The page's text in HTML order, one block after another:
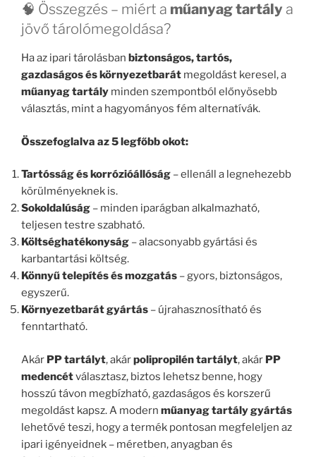
🧠 Összegzés – miért a műanyag tartály a
jövő tárolómegoldása?
Ha az ipari tárolásban biztonságos, tartós,
gazdaságos és környezetbarát megoldást keresel, a
műanyag tartály minden szempontból előnyösebb
választás, mint a hagyományos fém alternatívák.
Összefoglalva az 5 legfőbb okot:
Tartósság és korrózióállóság – ellenáll a legnehezebb
körülményeknek is.
Sokoldalúság – minden iparágban alkalmazható,
teljesen testre szabható.
Költséghatékonyság – alacsonyabb gyártási és
karbantartási költség.
Könnyű telepítés és mozgatás – gyors, biztonságos,
egyszerű.
Környezetbarát gyártás – újrahasznosítható és
fenntartható.
Akár PP tartályt, akárpolipropilén tartályt, akár PP
medencétválasztasz, biztos lehetsz benne, hogy
hosszú távon megbízható, gazdaságos és korszerű
megoldást kapsz. A modern műanyag tartály gyártás
lehetővé teszi, hogy a termék pontosan megfeleljen az
ipari igényeidnek – méretben, anyagban és